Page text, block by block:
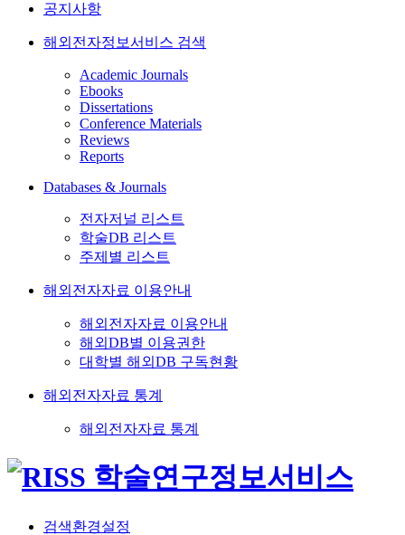
공지사항
해외전자정보서비스 검색
Academic Journals
Ebooks
Dissertations
Conference Materials
Reviews
Reports
Databases & Journals
전자저널 리스트
학술DB 리스트
주제별 리스트
해외전자자료 이용안내
해외전자자료 이용안내
해외DB별 이용권한
대학별 해외DB 구독현황
해외전자자료 통계
해외전자자료 통계
검색환경설정